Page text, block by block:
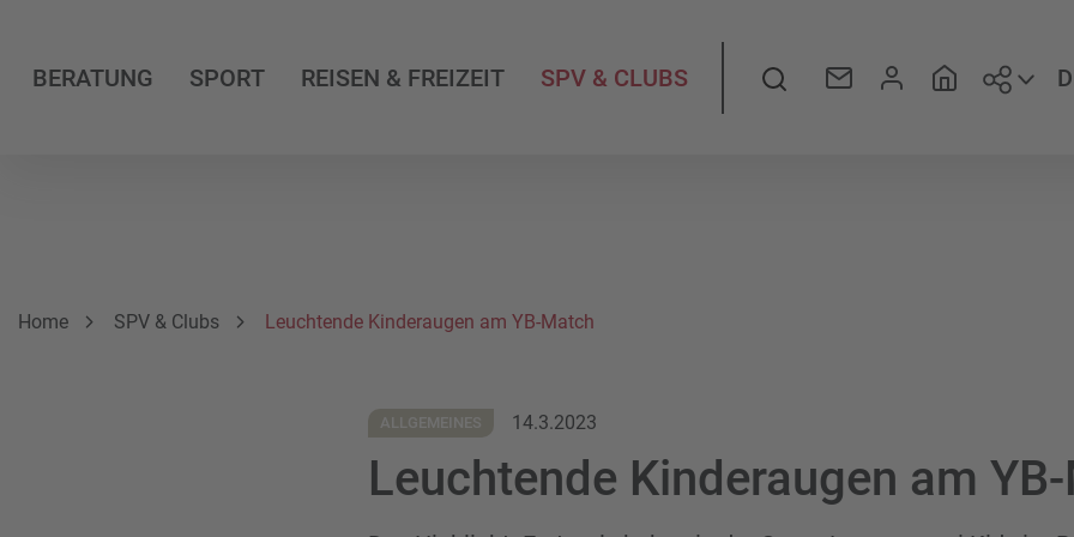
BERATUNG SPORT REISEN & FREIZEIT SPV & CLUBS Suche
Breadcrumbnavigation
Sie befinden sich hier:
Home SPV & Clubs Leuchtende Kinderaugen am YB-Match
ALLGEMEINES 14.3.2023
Leuchtende Kinderaugen am